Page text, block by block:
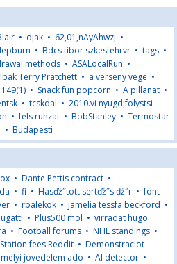
• djak • 62,01,nAyAhwzj •
• Bdcs tibor szkesfehrvr • tags •
methods • ASALocalRun •
Terry Pratchett • a verseny vege •
149(1) • Snack fun popcorn • A pillanat •
• tcskdal • 2010.vi nyugdjfolystsi
•fels ruhzat • BobStanley • Termostar
• Budapesti
• Dante Pettis contract •
• fi • Hasďż˝tott sertďż˝s ďż˝r •font
• rbalekok • jamelia tessfa beckford •
• Plus500 mol • virradat hugo
• Football forums • NHL standings •
fees Reddit • Demonstraciot
jovedelem ado • AI detector •